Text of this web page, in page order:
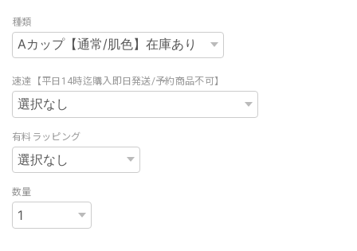
種類
速達【平日14時迄購入即日発送/予約商品不可】
有料ラッピング
数量